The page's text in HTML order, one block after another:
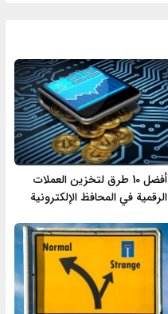
أفضل 10 طرق لتخزين العملات
الرقمية في المحافظ الإلكترونية